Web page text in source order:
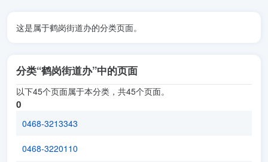
这是属于鹤岗街道办的分类页面。
分类“鹤岗街道办”中的页面
以下45个页面属于本分类，共45个页面。
0
0468-3213343
0468-3220110